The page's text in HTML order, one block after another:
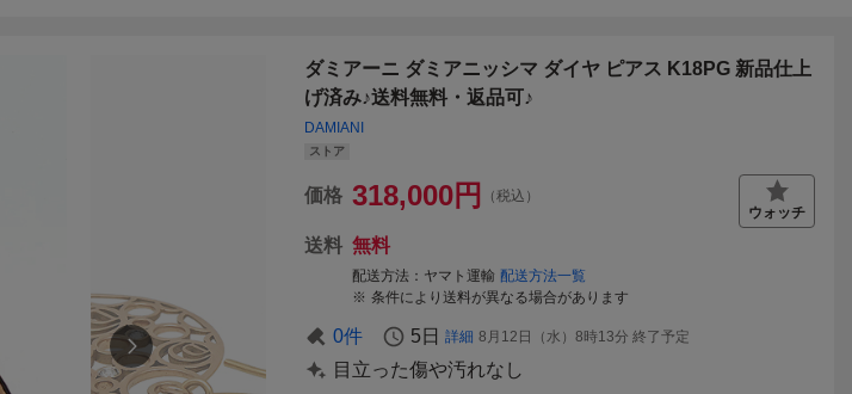
ダミアーニ ダミアニッシマ ダイヤ ピアス K18PG 新品仕上
げ済み♪送料無料・返品可♪
DAMIANI
ストア
価格 318,000円 （税込）
送料 無料
配送方法 ヤマト運輸 配送方法一覧
条件により送料が異なる場合があります
0件 5日 詳細 8月12日（水）8時13分 終了予定
目立った傷や汚れなし